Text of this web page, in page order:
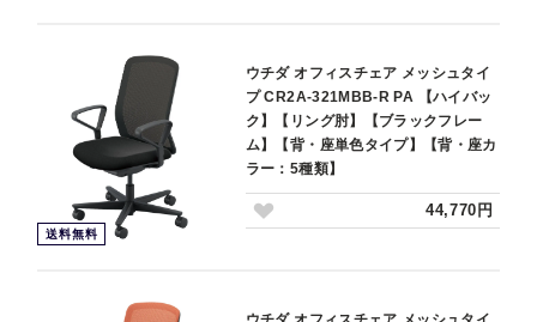
送料無料
ウチダ オフィスチェア メッシュタイ
プ CR2A-321MBB-R PA 【ハイバッ
ク】【リング肘】【ブラックフレー
ム】【背・座単色タイプ】【背・座カ
ラー：5種類】
44,770円